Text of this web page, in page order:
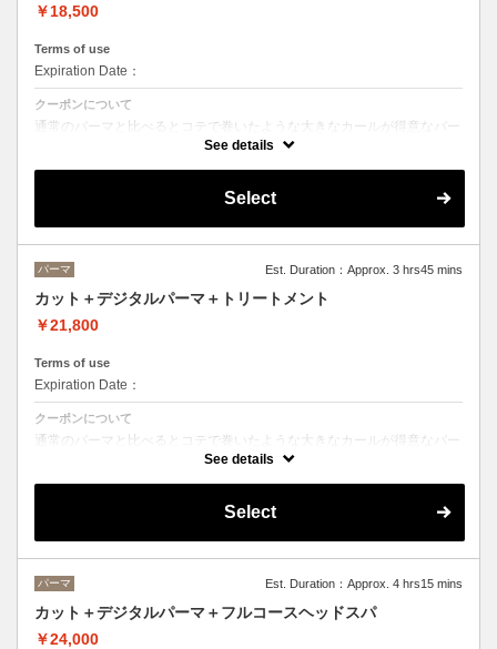
￥18,500
Terms of use
Expiration Date：
クーポンについて
通常のパーマと比べるとコテで巻いたような大きなカールが得意なパー
バーっと乾かすだけでパーマがしっかり出るのでお手入れも楽になりま
す。
See details
Select
パーマ Est. Duration：Approx. 3 hrs45 mins
カット＋デジタルパーマ＋トリートメント
￥21,800
Terms of use
Expiration Date：
クーポンについて
通常のパーマと比べるとコテで巻いたような大きなカールが得意なパー
バーっと乾かすだけでパーマがしっかり出るのでお手入れも楽になりま
す。
クイックトリートメント→21800
髪質別集中トリートメント→22900
See details
Select
パーマ Est. Duration：Approx. 4 hrs15 mins
カット＋デジタルパーマ＋フルコースヘッドスパ
￥24,000